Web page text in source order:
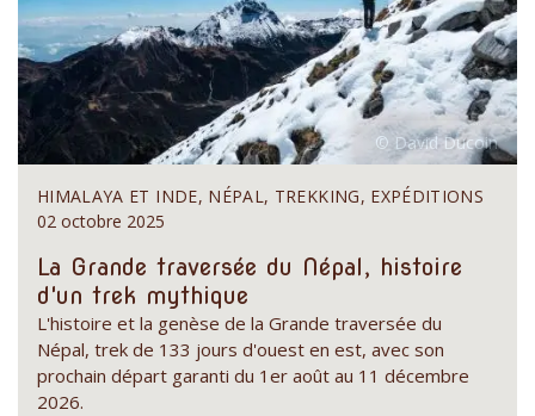
HIMALAYA ET INDE, NÉPAL, TREKKING, EXPÉDITIONS
02 octobre 2025
La Grande traversée du Népal, histoire
d'un trek mythique
L'histoire et la genèse de la Grande traversée du
Népal, trek de 133 jours d'ouest en est, avec son
prochain départ garanti du 1er août au 11 décembre
2026.